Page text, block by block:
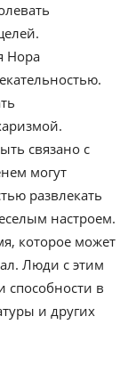
Нора
связано с
могут
развлекать
настроем.
которое может
Люди с этим
способности в
и других